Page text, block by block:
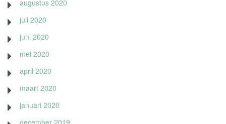
augustus 2020
juli 2020
juni 2020
mei 2020
april 2020
maart 2020
januari 2020
december 2019